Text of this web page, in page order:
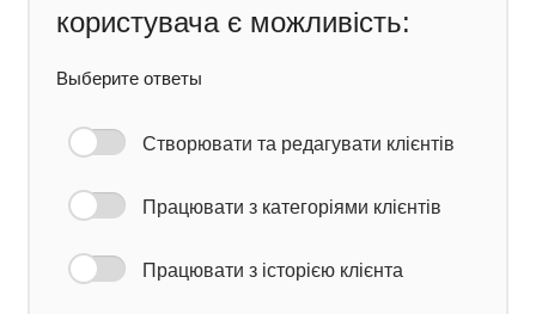
користувача є можливість:
Выберите ответы
Створювати та редагувати клієнтів
Працювати з категоріями клієнтів
Працювати з історією клієнта